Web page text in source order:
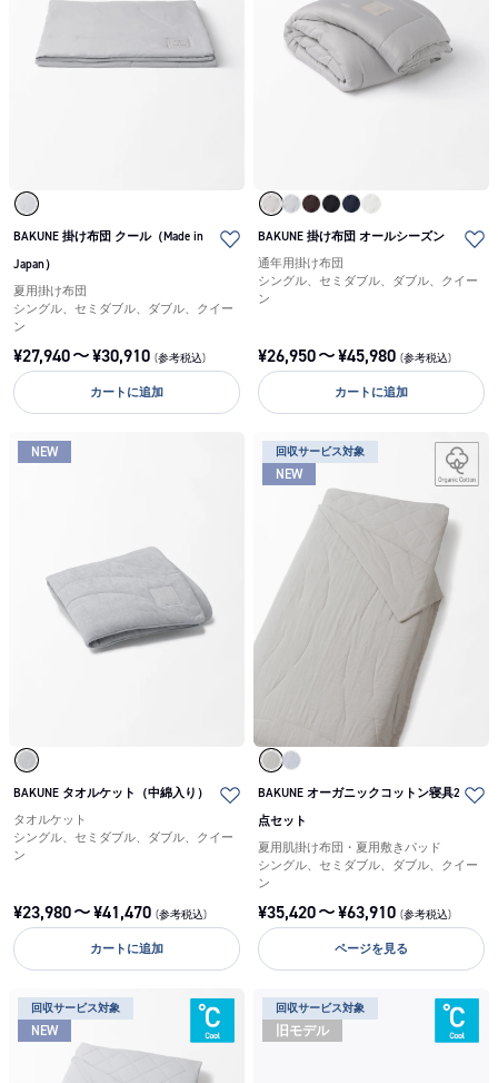
BAKUNE 掛け布団 クール（Made in
Japan）
夏用掛け布団
シングル、セミダブル、ダブル、クイー
ン
¥27,940〜¥30,910 (参考税込)
カートに追加
BAKUNE 掛け布団 オールシーズン
通年用掛け布団
シングル、セミダブル、ダブル、クイー
ン
¥26,950〜¥45,980 (参考税込)
カートに追加
NEW
BAKUNE タオルケット（中綿入り）
タオルケット
シングル、セミダブル、ダブル、クイー
ン
¥23,980〜¥41,470 (参考税込)
カートに追加
回収サービス対象
NEW
BAKUNE オーガニックコットン寝具2
点セット
夏用肌掛け布団・夏用敷きパッド
シングル、セミダブル、ダブル、クイー
ン
¥35,420〜¥63,910 (参考税込)
ページを見る
回収サービス対象
NEW
回収サービス対象
旧モデル